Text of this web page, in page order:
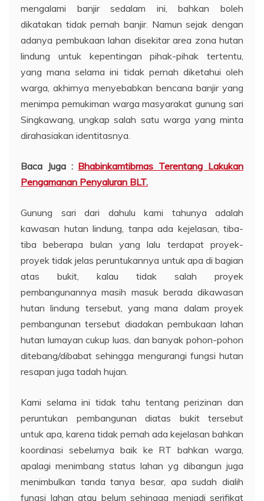
mengalami banjir sedalam ini, bahkan boleh
dikatakan tidak pernah banjir. Namun sejak dengan
adanya pembukaan lahan disekitar area zona hutan
lindung untuk kepentingan pihak-pihak tertentu,
yang mana selama ini tidak pernah diketahui oleh
warga, akhirnya menyebabkan bencana banjir yang
menimpa pemukiman warga masyarakat gunung sari
Singkawang, ungkap salah satu warga yang minta
dirahasiakan identitasnya.
Baca Juga : Bhabinkamtibmas Terentang Lakukan
Pengamanan Penyaluran BLT.
Gunung sari dari dahulu kami tahunya adalah
kawasan hutan lindung, tanpa ada kejelasan, tiba-
tiba beberapa bulan yang lalu terdapat proyek-
proyek tidak jelas peruntukannya untuk apa di bagian
atas bukit, kalau tidak salah proyek
pembangunannya masih masuk berada dikawasan
hutan lindung tersebut, yang mana dalam proyek
pembangunan tersebut diadakan pembukaan lahan
hutan lumayan cukup luas, dan banyak pohon-pohon
ditebang/dibabat sehingga mengurangi fungsi hutan
resapan juga tadah hujan.
Kami selama ini tidak tahu tentang perizinan dan
peruntukan pembangunan diatas bukit tersebut
untuk apa, karena tidak pernah ada kejelasan bahkan
koordinasi sebelumya baik ke RT bahkan warga,
apalagi menimbang status lahan yg dibangun juga
menimbulkan tanda tanya besar, apa sudah dialih
fungsi lahan atau belum sehingga menjadi serifikat